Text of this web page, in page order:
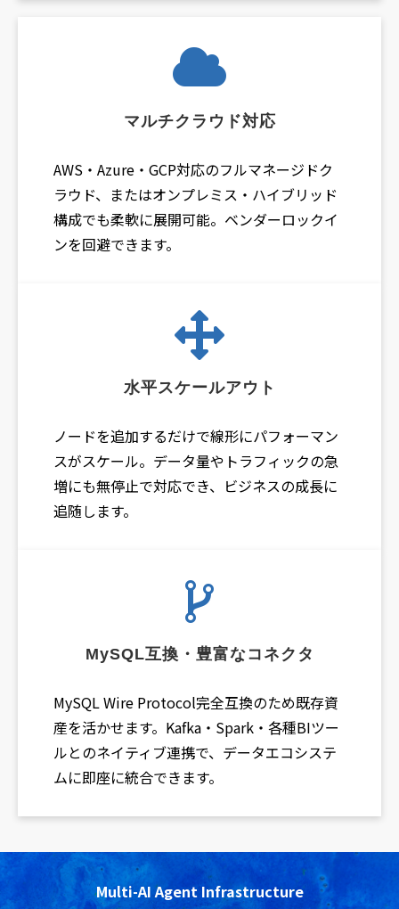
マルチクラウド対応
AWS・Azure・GCP対応のフルマネージドク
ラウド、またはオンプレミス・ハイブリッド
構成でも柔軟に展開可能。ベンダーロックイ
ンを回避できます。
水平スケールアウト
ノードを追加するだけで線形にパフォーマン
スがスケール。データ量やトラフィックの急
増にも無停止で対応でき、ビジネスの成長に
追随します。
MySQL互換・豊富なコネクタ
MySQL Wire Protocol完全互換のため既存資
産を活かせます。Kafka・Spark・各種BIツー
ルとのネイティブ連携で、データエコシステ
ムに即座に統合できます。
Multi-AI Agent Infrastructure